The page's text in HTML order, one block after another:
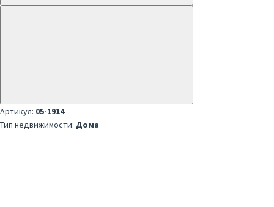
Артикул: 05-1914
Тип недвижимости: Дома